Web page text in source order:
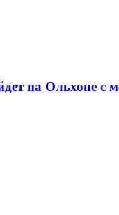
на Ольхоне с